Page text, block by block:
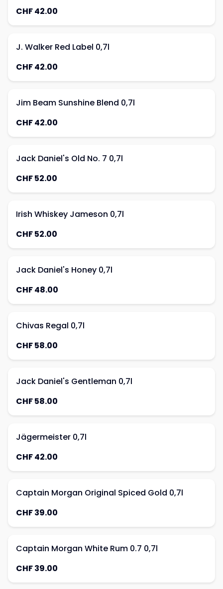
CHF 42.00
J. Walker Red Label 0,7l
CHF 42.00
Jim Beam Sunshine Blend 0,7l
CHF 42.00
Jack Daniel's Old No. 7 0,7l
CHF 52.00
Irish Whiskey Jameson 0,7l
CHF 52.00
Jack Daniel's Honey 0,7l
CHF 48.00
Chivas Regal 0,7l
CHF 58.00
Jack Daniel's Gentleman 0,7l
CHF 58.00
Jägermeister 0,7l
CHF 42.00
Captain Morgan Original Spiced Gold 0,7l
CHF 39.00
Captain Morgan White Rum 0.7 0,7l
CHF 39.00